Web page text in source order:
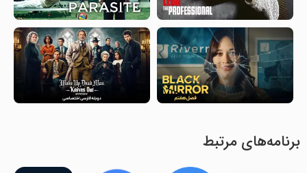
برنامه‌های مرتبط